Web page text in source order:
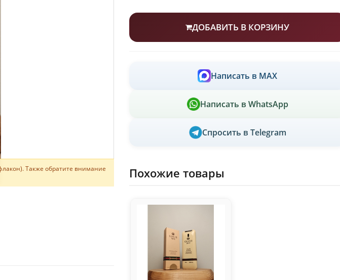
Также обратите внимание
ДОБАВИТЬ В КОРЗИНУ
Написать в MAX
Написать в WhatsApp
Спросить в Telegram
Похожие товары